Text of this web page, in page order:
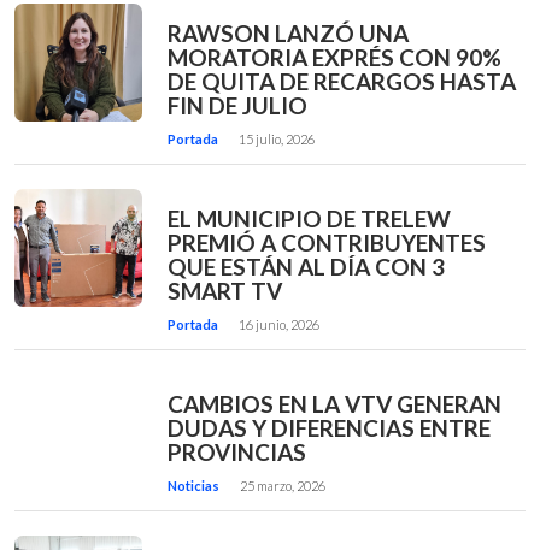
RAWSON LANZÓ UNA
MORATORIA EXPRÉS CON 90%
DE QUITA DE RECARGOS HASTA
FIN DE JULIO
Portada 15 julio, 2026
EL MUNICIPIO DE TRELEW
PREMIÓ A CONTRIBUYENTES
QUE ESTÁN AL DÍA CON 3
SMART TV
Portada 16 junio, 2026
CAMBIOS EN LA VTV GENERAN
DUDAS Y DIFERENCIAS ENTRE
PROVINCIAS
Noticias 25 marzo, 2026